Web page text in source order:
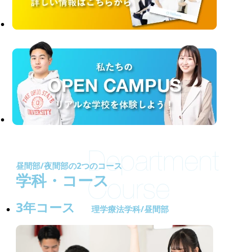
昼間部/夜間部の2つのコース
学科・コース
3年コース 理学療法学科/昼間部